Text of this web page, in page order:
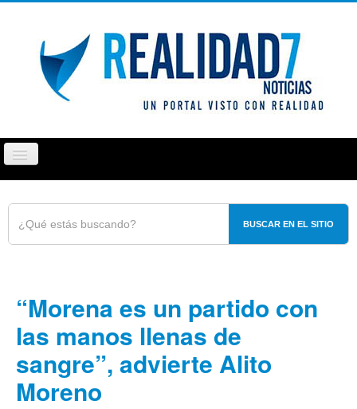
Cambiar
navegación
PUEBLA TLAXCALA OPINIÓN
BUSCAR EN EL SITIO
“Morena es un partido con
las manos llenas de
sangre”, advierte Alito
Moreno